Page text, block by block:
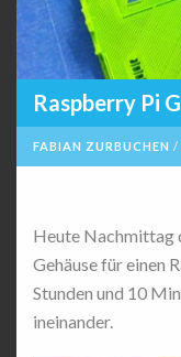
Raspberry Pi
FABIAN ZURBUCHEN /
Heute Nachmittag
Gehäuse für einen
Stunden und 10
ineinander.